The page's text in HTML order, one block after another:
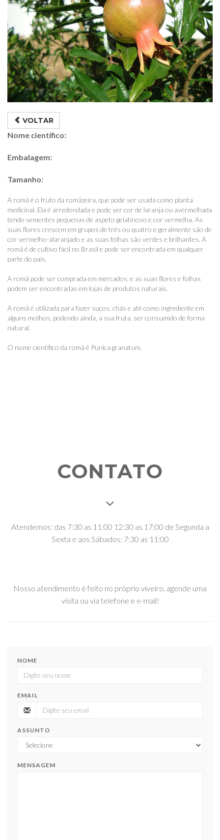
VOLTAR
Nome científico:
Embalagem:
Tamanho:
A romã é o fruto da romãzeira, que pode ser usada como planta
medicinal. Ela é arredondada e pode ser cor de laranja ou avermelhada
tendo sementes pequenas de aspeto gelatinoso e cor vermelha. As
suas flores crescem em grupos de três ou quatro e geralmente são de
cor vermelho-alaranjado e as suas folhas são verdes e brilhantes. A
romã é de cultivo fácil no Brasil e pode ser encontrada em qualquer
parte do país.
A romã pode ser comprada em mercados, e as suas flores e folhas
podem ser encontradas em lojas de produtos naturais.
A romã é utilizada para fazer sucos, chás e até como ingrediente em
alguns molhos, podendo ainda, a sua fruta, ser consumido de forma
natural.
O nome científico da romã é Punica granatum.
CONTATO
Atendemos: das 7:30 as 11:00 12:30 as 17:00 de Segunda a
Sexta e aos Sábados: 7:30 as 11:00
Nosso atendimento é feito no próprio viveiro, agende uma
visita ou via telefone e e-mail!
NOME
EMAIL
ASSUNTO
MENSAGEM